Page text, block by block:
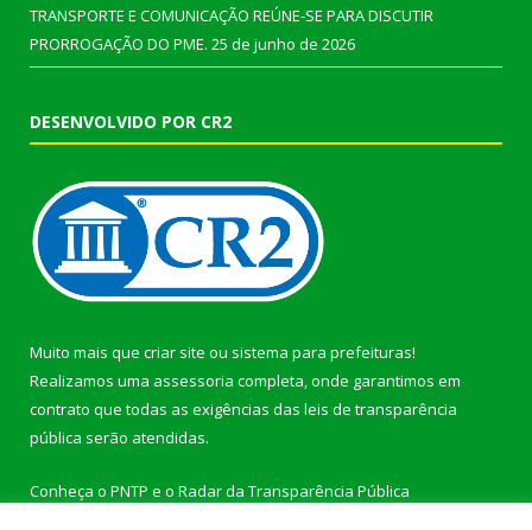
TRANSPORTE E COMUNICAÇÃO REÚNE-SE PARA DISCUTIR
PRORROGAÇÃO DO PME. 25 de junho de 2026
DESENVOLVIDO POR CR2
Muito mais que criar site ou sistema para prefeituras!
Realizamos uma assessoria completa, onde garantimos em
contrato que todas as exigências das leis de transparência
pública serão atendidas.
Conheça o PNTP e o Radar da Transparência Pública